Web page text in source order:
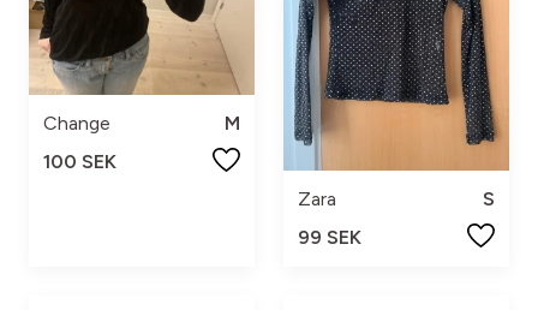
Change
M
100 SEK
Zara
S
99 SEK